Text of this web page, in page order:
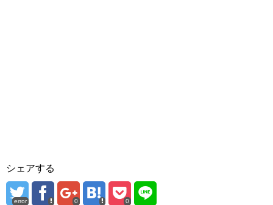
シェアする
error 0 0